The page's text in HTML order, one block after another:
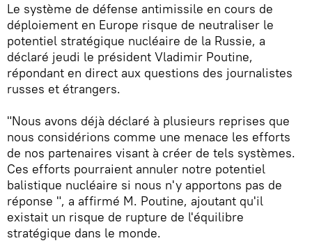
Le système de défense antimissile en cours de
déploiement en Europe risque de neutraliser le
potentiel stratégique nucléaire de la Russie, a
déclaré jeudi le président Vladimir Poutine,
répondant en direct aux questions des journalistes
russes et étrangers.
"Nous avons déjà déclaré à plusieurs reprises que
nous considérions comme une menace les efforts
de nos partenaires visant à créer de tels systèmes.
Ces efforts pourraient annuler notre potentiel
balistique nucléaire si nous n'y apportons pas de
réponse ", a affirmé M. Poutine, ajoutant qu'il
existait un risque de rupture de l'équilibre
stratégique dans le monde.